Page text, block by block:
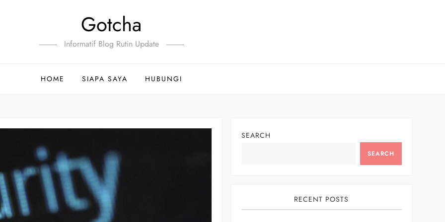
Gotcha
Informatif Blog Rutin Update
HOME SIAPA SAYA HUBUNGI
SEARCH
SEARCH
RECENT POSTS